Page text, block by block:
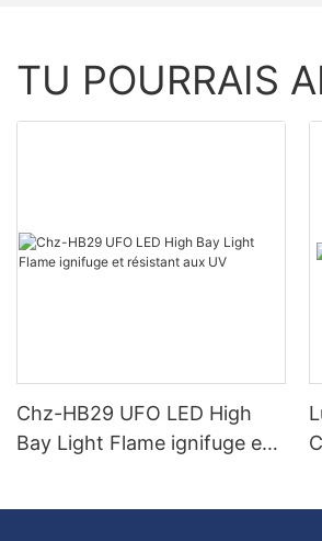
TU POURRAIS
Chz-HB29 UFO LED High
Bay Light Flame ignifuge et